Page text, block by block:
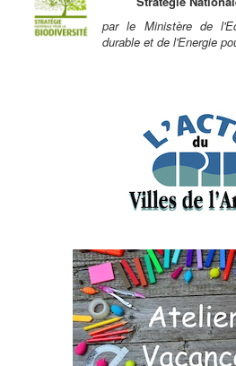
par le Ministère de
durable et de l'Energie